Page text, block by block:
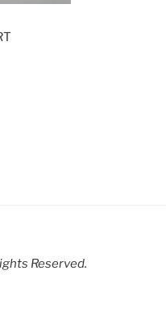
Reserved.